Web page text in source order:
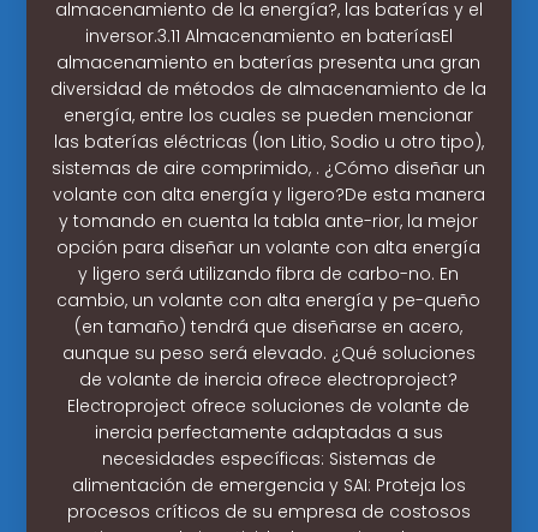
almacenamiento de la energía?, las baterías y el
inversor.3.11 Almacenamiento en bateríasEl
almacenamiento en baterías presenta una gran
diversidad de métodos de almacenamiento de la
energía, entre los cuales se pueden mencionar
las baterías eléctricas (Ion Litio, Sodio u otro tipo),
sistemas de aire comprimido, . ¿Cómo diseñar un
volante con alta energía y ligero?De esta manera
y tomando en cuenta la tabla ante-rior, la mejor
opción para diseñar un volante con alta energía
y ligero será utilizando fibra de carbo-no. En
cambio, un volante con alta energía y pe-queño
(en tamaño) tendrá que diseñarse en acero,
aunque su peso será elevado. ¿Qué soluciones
de volante de inercia ofrece electroproject?
Electroproject ofrece soluciones de volante de
inercia perfectamente adaptadas a sus
necesidades específicas: Sistemas de
alimentación de emergencia y SAI: Proteja los
procesos críticos de su empresa de costosos